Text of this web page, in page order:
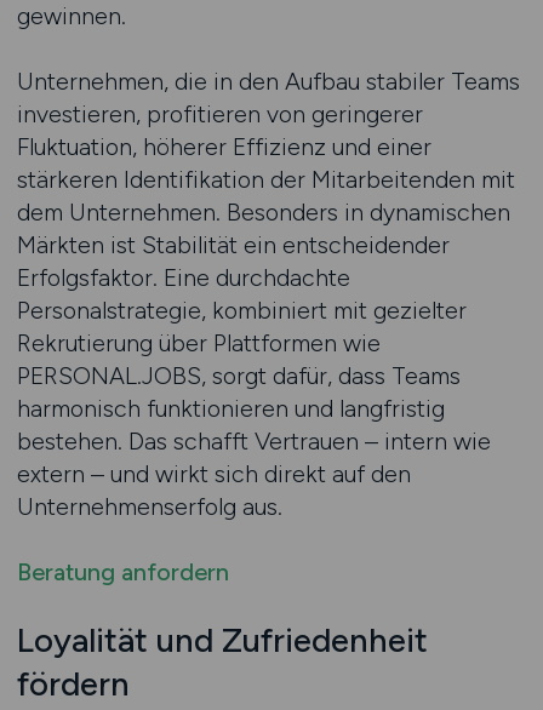
gewinnen.
Unternehmen, die in den Aufbau stabiler Teams
investieren, profitieren von geringerer
Fluktuation, höherer Effizienz und einer
stärkeren Identifikation der Mitarbeitenden mit
dem Unternehmen. Besonders in dynamischen
Märkten ist Stabilität ein entscheidender
Erfolgsfaktor. Eine durchdachte
Personalstrategie, kombiniert mit gezielter
Rekrutierung über Plattformen wie
PERSONAL.JOBS, sorgt dafür, dass Teams
harmonisch funktionieren und langfristig
bestehen. Das schafft Vertrauen – intern wie
extern – und wirkt sich direkt auf den
Unternehmenserfolg aus.
Beratung anfordern
Loyalität und Zufriedenheit
fördern